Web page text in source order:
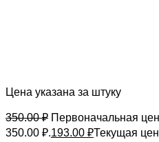
Цена указана за штуку
350.00₽ Первоначальная
350.00 ₽.193.00 ₽Текущая